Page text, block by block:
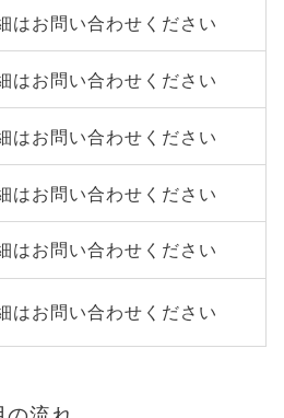
はお問い合わせください
はお問い合わせください
はお問い合わせください
はお問い合わせください
はお問い合わせください
はお問い合わせください